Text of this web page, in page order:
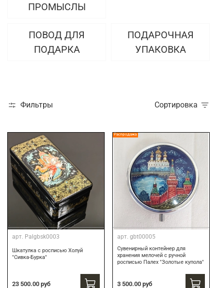
ПРОМЫСЛЫ
ПОВОД ДЛЯ
ПОДАРКА
ПОДАРОЧНАЯ
УПАКОВКА
Фильтры Сортировка
арт. Palgbsk0003
Шкатулка с росписью Холуй
"Сивка-Бурка"
23 500.00 руб
Распродажа
арт. gbt00005
Сувенирный контейнер для
хранения мелочей с ручной
росписью Палех "Золотые купола"
3 500.00 руб